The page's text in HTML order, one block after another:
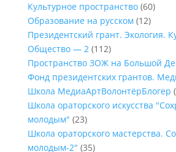
Культурное пространство(60)
Образование на русском (12)
Президентский грант. Экология.
Общество — 2(112)
Пространство ЗОЖ на Большой
Фонд президентских грантов.
Школа МедиаАртВолонтёрБлогер
Школа ораторского искусства
молодым" (23)
Школа ораторского мастерства.
молодым-2" (35)